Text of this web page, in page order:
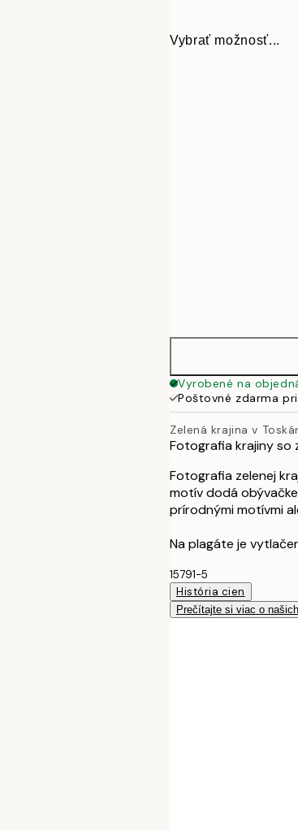
Vybrať možnosť...
Vyrobené na
Poštovné zdarma
Zelená krajina v
Fotografia krajiny so
Fotografia zelenej
motív dodá
prírodnými motívmi
Na plagáte je
15791-5
História cien
Prečítajte si viac o